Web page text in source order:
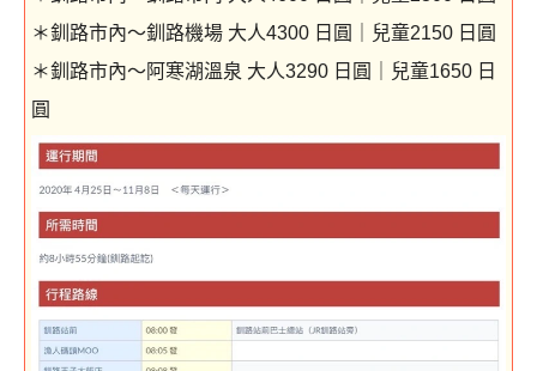
＊釧路市內～釧路機場 大人4300 日圓｜兒童2150 日圓
＊釧路市內～阿寒湖溫泉 大人3290 日圓｜兒童1650 日
圓